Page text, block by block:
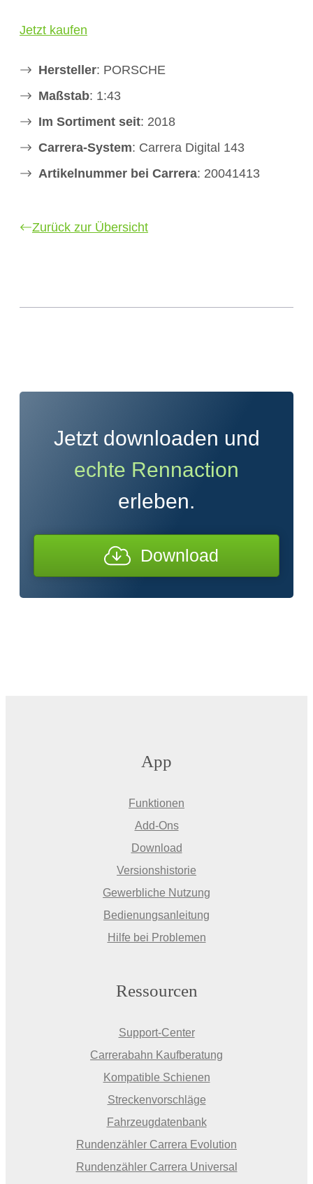
Jetzt kaufen
Hersteller: PORSCHE
Maßstab: 1:43
Im Sortiment seit: 2018
Carrera-System: Carrera Digital 143
Artikelnummer bei Carrera: 20041413
Zurück zur Übersicht
Jetzt downloaden und
echte Rennaction
erleben.
Download
App
Funktionen
Add-Ons
Download
Versionshistorie
Gewerbliche Nutzung
Bedienungsanleitung
Hilfe bei Problemen
Ressourcen
Support-Center
Carrerabahn Kaufberatung
Kompatible Schienen
Streckenvorschläge
Fahrzeugdatenbank
Rundenzähler Carrera Evolution
Rundenzähler Carrera Universal